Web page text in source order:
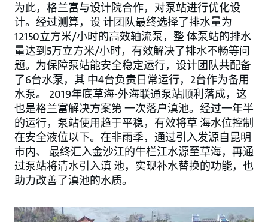
为此，格兰富与设计院合作，对泵站进行优化设
计。经过测算，设 计团队最终选择了排水量为
12150立方米/小时的高效轴流泵，整 体泵站的排水
量达到5万立方米/小时，有效解决了排水不畅等问
题。为保障泵站能安全稳定运行，设计团队共配备
了6台水泵，其 中4台负责日常运行，2台作为备用
水泵。 2019年底草海-外海联通泵站顺利落成，这
也是格兰富解决方案第 一次落户滇池。经过一年半
的运行，泵站使用趋于平稳，有效将草 海水位控制
在安全液位以下。在非雨季，通过引入发源自昆明
市内、 最终汇入金沙江的牛栏江水源至草海，再通
过泵站将清水引入滇 池，实现补水替换的功能，也
助力改善了滇池的水质。